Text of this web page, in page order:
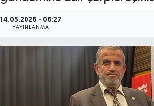
14.05.2026 - 06:27
YAYINLANMA